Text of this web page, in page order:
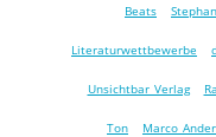
Beats
Literaturwettbewerbe
Unsichtbar Verlag
Ton Marco